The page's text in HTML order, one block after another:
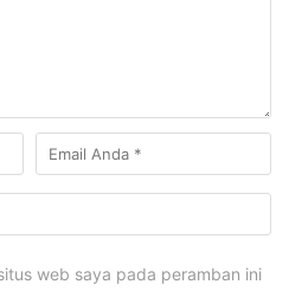
web saya pada peramban ini